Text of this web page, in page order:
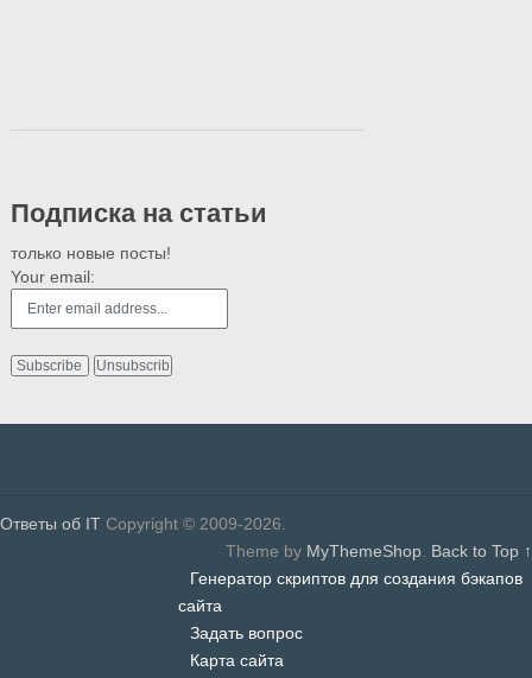
Подписка на статьи
только новые посты!
Your email:
Ответы об IT Copyright © 2009-2026.
Theme by MyThemeShop. Back to Top ↑
Генератор скриптов для создания бэкапов
сайта
Задать вопрос
Карта сайта